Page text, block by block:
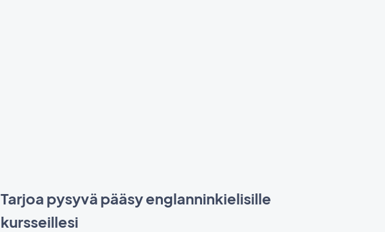
Tarjoa pysyvä pääsy englanninkielisille
kursseillesi